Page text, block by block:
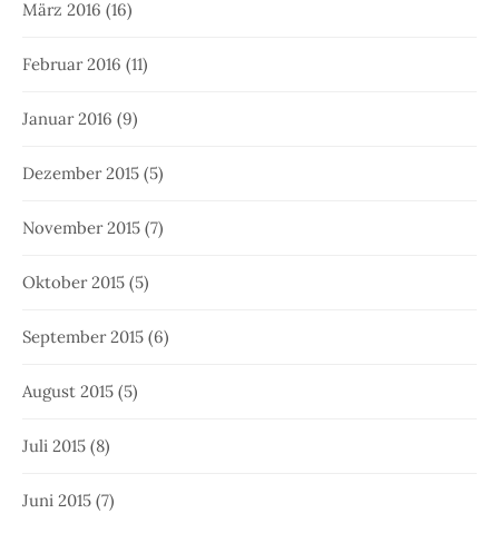
März 2016 (16)
Februar 2016 (11)
Januar 2016 (9)
Dezember 2015 (5)
November 2015 (7)
Oktober 2015 (5)
September 2015 (6)
August 2015 (5)
Juli 2015 (8)
Juni 2015 (7)